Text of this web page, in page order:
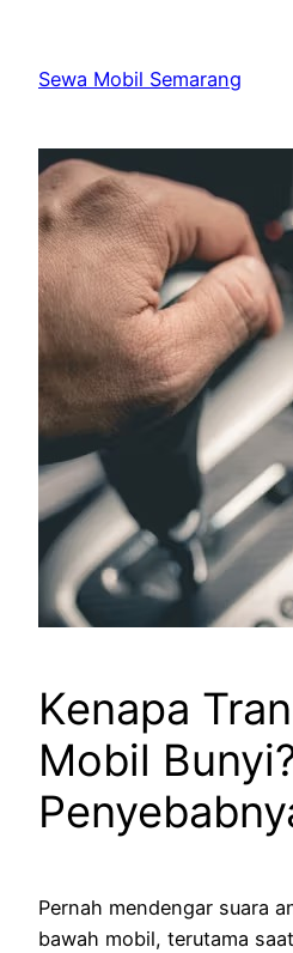
content
Sewa Mobil Semarang
Kenapa
Mobil
Pernah mendengar suara
bawah mobil, terutama